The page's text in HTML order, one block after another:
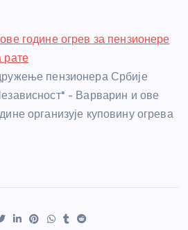
године огрев за пензионере
рате
пензионера Србије
- Варварин и ове
организује куповину огрева